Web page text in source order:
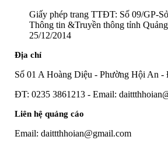
Giấy phép trang TTĐT: Số 09/GP-
Thông tin &Truyền thông tỉnh
25/12/2014
Địa chỉ
Số 01 A Hoàng Diệu - Phường Hội An -
ĐT: 0235 3861213 - Email:
Liên hệ quảng cáo
Email: daittthhoian@gmail.com